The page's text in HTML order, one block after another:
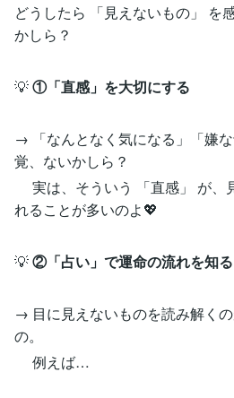
どうしたら 「見えないもの」 を
かしら？
💡①「直感」を大切にする
→ 「なんとなく気になる」「嫌
覚、ないかしら？
実は、そういう 「直感」 が、
れることが多いのよ💖
💡②「占い」で運命の流れを知る
→ 目に見えないものを読み解く
の。
例えば…